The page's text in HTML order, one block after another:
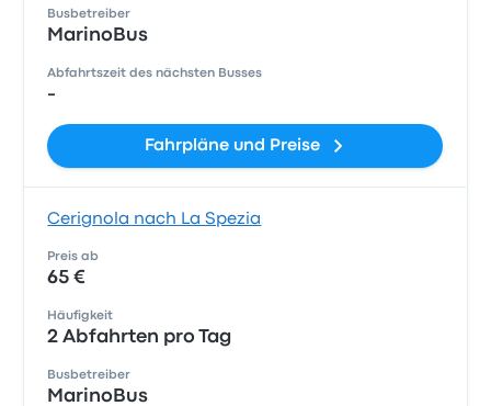
Busbetreiber
MarinoBus
Abfahrtszeit des nächsten Busses
-
Fahrpläne und Preise
Cerignola nach La Spezia
Preis ab
65 €
Häufigkeit
2 Abfahrten pro Tag
Busbetreiber
MarinoBus